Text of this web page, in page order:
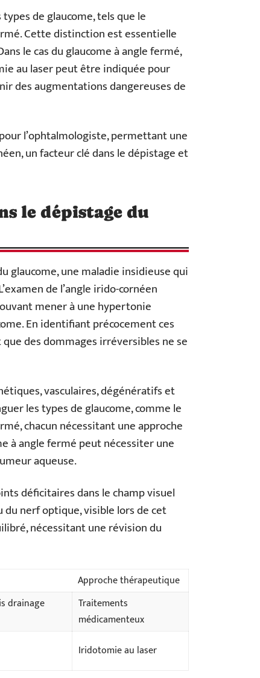
de glaucome, tels que le
Cette distinction est essentielle
le cas du glaucome à angle fermé,
au laser peut être indiquée pour
des augmentations dangereuses de
l’ophtalmologiste, permettant une
un facteur clé dans le dépistage et
le dépistage du
glaucome, une maladie insidieuse qui
de l’angle irido-cornéen
mener à une hypertonie
En identifiant précocement ces
des dommages irréversibles ne se
vasculaires, dégénératifs et
les types de glaucome, comme le
chacun nécessitant une approche
à angle fermé peut nécessiter une
aqueuse.
déficitaires dans le champ visuel
du nerf optique, visible lors de cet
nécessitant une révision du
Approche thérapeutique
drainage
Traitements
médicamenteux
Iridotomie au laser